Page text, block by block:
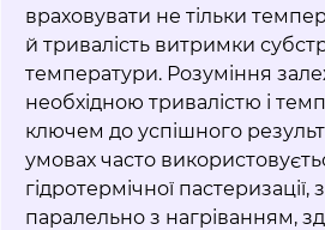
враховувати не тільки
й тривалість витримки
температури. Розуміння
необхідною тривалістю і
ключем до успішного
умовах часто
гідротермічної пастеризації,
паралельно з нагріванням,